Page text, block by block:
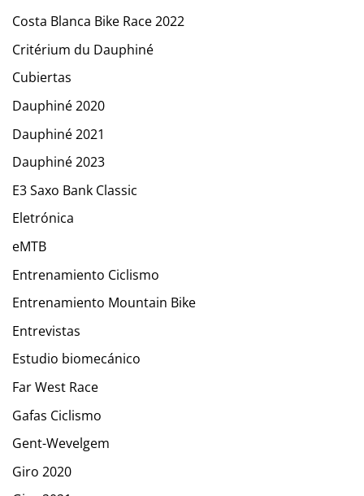
Costa Blanca Bike Race 2022
Critérium du Dauphiné
Cubiertas
Dauphiné 2020
Dauphiné 2021
Dauphiné 2023
E3 Saxo Bank Classic
Eletrónica
eMTB
Entrenamiento Ciclismo
Entrenamiento Mountain Bike
Entrevistas
Estudio biomecánico
Far West Race
Gafas Ciclismo
Gent-Wevelgem
Giro 2020